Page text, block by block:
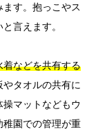
す。抱っこやス
言えます。
着などを共有する
タオルの共有に
マットなどもウ
稚園での管理が重